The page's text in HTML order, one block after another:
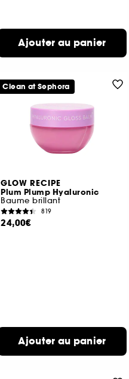
Ajouter au panier
GLOW RECIPE
Plum Plump Hyaluronic
Baume brillant
819
24,00€
Ajouter au panier
Clean at Sephora